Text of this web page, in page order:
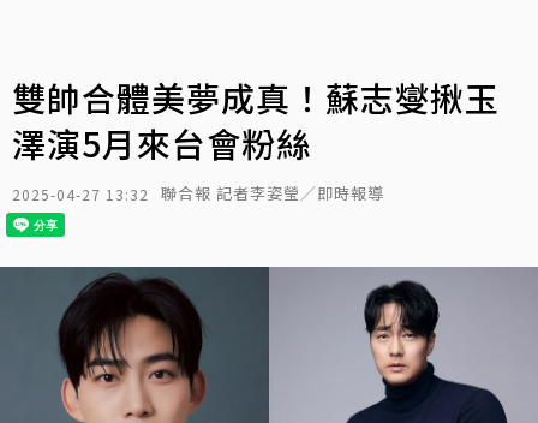
雙帥合體美夢成真！蘇志燮揪玉
澤演5月來台會粉絲
2025-04-27 13:32 聯合報 記者李姿瑩／即時報導